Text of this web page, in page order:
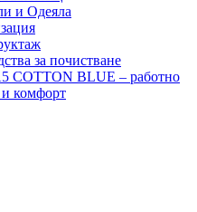
и Одеяла
за почистване